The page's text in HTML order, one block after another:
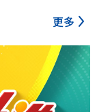
更多